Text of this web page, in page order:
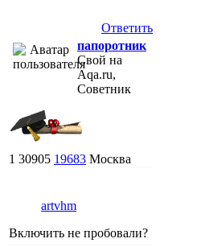
Ответить
папоротник
Свой на
Aqa.ru,
Советник
1 30905 19683 Москва
artvhm
Включить не пробовали?